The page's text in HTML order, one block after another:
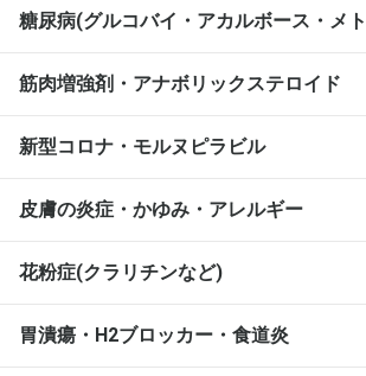
糖尿病(グルコバイ・アカルボース・メ
筋肉増強剤・アナボリックステロイド
新型コロナ・モルヌピラビル
皮膚の炎症・かゆみ・アレルギー
花粉症(クラリチンなど)
胃潰瘍・H2ブロッカー・食道炎